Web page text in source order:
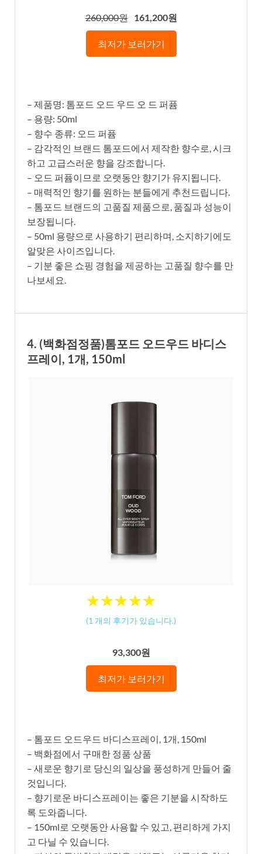
260,000원 161,200원
최저가 보러가기
– 제품명: 톰포드 오드 우드 오 드 퍼퓸
– 용량: 50ml
– 향수 종류: 오드 퍼퓸
– 감각적인 브랜드 톰포드에서 제작한 향수로, 시크
하고 고급스러운 향을 강조합니다.
– 오드 퍼퓸이므로 오랫동안 향기가 유지됩니다.
– 매력적인 향기를 원하는 분들에게 추천드립니다.
– 톰포드 브랜드의 고품질 제품으로, 품질과 성능이
보장됩니다.
– 50ml 용량으로 사용하기 편리하며, 소지하기에도
알맞은 사이즈입니다.
– 기분 좋은 쇼핑 경험을 제공하는 고품질 향수를 만
나보세요.
4. (백화점정품)톰포드 오드우드 바디스
프레이, 1개, 150ml
★★★★★
★★★★★
(1 개의 후기가 있습니다.)
93,300원
최저가 보러가기
– 톰포드 오드우드 바디스프레이, 1개, 150ml
– 백화점에서 구매한 정품 상품
– 새로운 향기로 당신의 일상을 풍성하게 만들어 줄
것입니다.
– 향기로운 바디스프레이는 좋은 기분을 시작하도
록 도와줍니다.
– 150ml로 오랫동안 사용할 수 있고, 편리하게 가지
고 다닐 수 있습니다.